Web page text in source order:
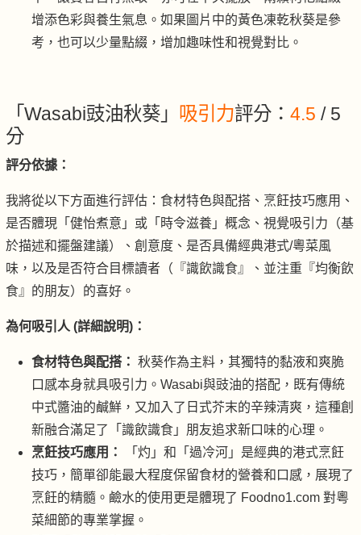
增添色彩與養生氣息。如果圖片中的黃色凍乾秋葵是參
考，也可以少量點綴，增加趣味性和視覺對比。
「Wasabi豉油秋葵」 吸引力評分： 4.5 / 5
分
評分依據：
我將從以下方面進行評估：食材特色與配搭、烹飪技巧應用、
是否體現「健怡煮意」或「時令滋養」概念、視覺吸引力（基
於描述和擺盤建議）、創意度、是否具備經典港式/粵菜風
味，以及是否符合目標讀者（『識飲識食』、並注重『均衡飲
食』的朋友）的喜好。
為何吸引人 (詳細說明)：
食材特色與配搭： 秋葵作為主料，其獨特的黏液和爽脆
口感本身就具吸引力。Wasabi與豉油的搭配，既有傳統
中式醬油的鹹鮮，又加入了日式芥末的辛辣清爽，這種創
新融合滿足了「識飲識食」朋友追求新口味的心理。
烹飪技巧應用：
「灼」和「過冷河」是經典的港式烹飪
技巧，簡單卻能最大程度保留食材的營養和口感，展現了
烹飪的精髓。鹼水的使用更是體現了 Foodno1.com 對粵
菜細節的專業掌握。